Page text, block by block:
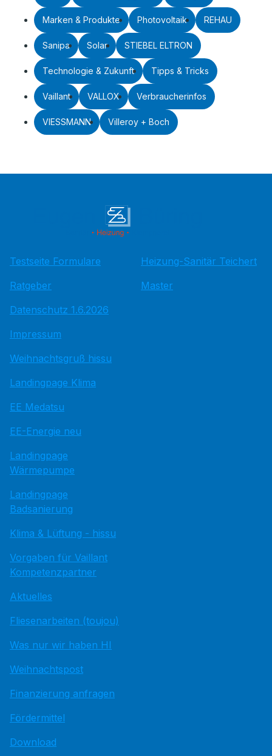
Marken & Produkte Photovoltaik REHAU
Sanipa Solar STIEBEL ELTRON
Technologie & Zukunft Tipps & Tricks
Vaillant VALLOX Verbraucherinfos
VIESSMANN Villeroy + Boch
Testseite Formulare
Ratgeber
Datenschutz 1.6.2026
Impressum
Weihnachtsgruß hissu
Landingpage Klima
EE Medatsu
EE-Energie neu
Landingpage
Wärmepumpe
Landingpage
Badsanierung
Klima & Lüftung - hissu
Vorgaben für Vaillant
Kompetenzpartner
Aktuelles
Fliesenarbeiten (toujou)
Was nur wir haben HI
Weihnachtspost
Finanzierung anfragen
Fördermittel
Download
Heizung-Sanitär Teichert
Master